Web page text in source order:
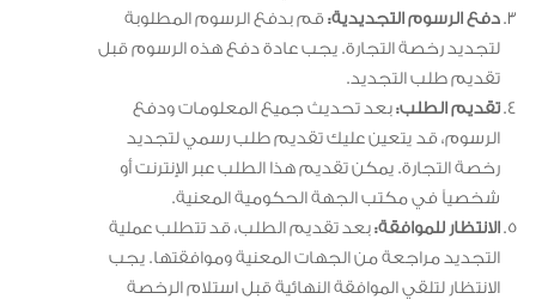
دفع الرسوم التجديدية:قم بدفع الرسوم المطلوبة
لتجديد رخصة التجارة. يجب عادة دفع هذه الرسوم قبل
تقديم طلب التجديد.
تقديم الطلب:بعد تحديث جميع المعلومات ودفع
الرسوم، قد يتعين عليك تقديم طلب رسمي لتجديد
رخصة التجارة. يمكن تقديم هذا الطلب عبر الإنترنت أو
شخصياً في مكتب الجهة الحكومية المعنية.
الانتظار للموافقة:بعد تقديم الطلب، قد تتطلب عملية
التجديد مراجعة من الجهات المعنية وموافقتها. يجب
الانتظار لتلقي الموافقة النهائية قبل استلام الرخصة